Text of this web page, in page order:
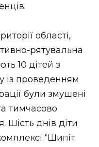
області,
рятувальна
10 дітей з
із проведенням
були змушені
тимчасово
Шість днів діти
“Шипіт